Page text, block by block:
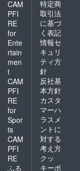
CAM
PFI
RE
for
Ente
rtain
men
t
CAM
PFI
RE
for
Spor
ts
CAM
PFI
RE
ふる
特定商
取引法
に基づ
く表記
情報セ
キュリ
ティ方
針
反社基
本方針
カスタ
マーハ
ラスメ
ントに
対する
考え方
クッ
キーポ